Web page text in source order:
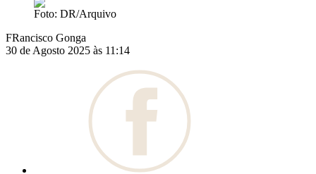
Foto: DR/Arquivo
FRancisco Gonga
30 de Agosto 2025 às 11:14